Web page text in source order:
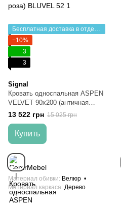
Бесплатная доставка в отделение НП
−10%
3
3
Signal
Кровать односпальная ASPEN
VELVET 90x200 (античная
роза) BLUVEL 52
13 522 грн 15 025 грн
Купить
Материал обивки
Велюр
Материал каркаса Дерево